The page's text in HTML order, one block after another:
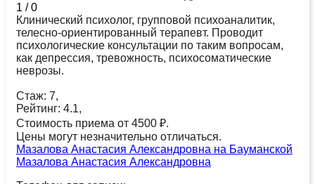
1 /0
Клинический психолог, групповой психоаналитик,
телесно-ориентированный терапевт. Проводит
психологические консультации по таким вопросам,
как депрессия, тревожность, психосоматические
неврозы.
Стаж: 7,
Рейтинг: 4.1,
Стоимость приема от 4500 ₽.
Цены могут незначительно отличаться.
Мазалова Анастасия Александровна на Бауманской
Мазалова Анастасия Александровна